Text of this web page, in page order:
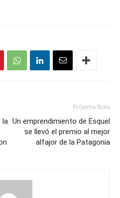
la
Próxima Nota
Un emprendimiento de Esquel
se llevó el premio al mejor
alfajor de la Patagonia